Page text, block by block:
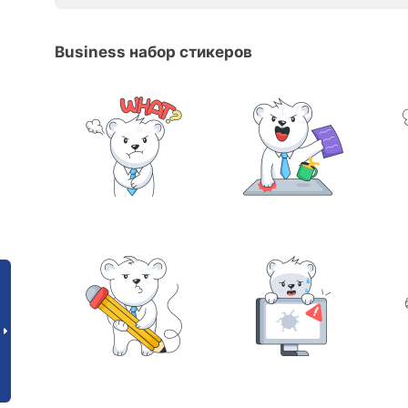
Business набор стикеров